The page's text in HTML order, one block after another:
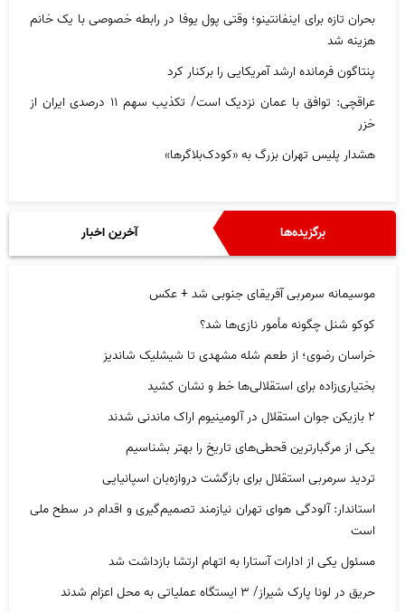
بحران تازه برای اینفانتینو؛ وقتی پول یوفا در رابطه خصوصی با یک خانم
هزینه شد
پنتاگون فرمانده ارشد آمریکایی را برکنار کرد
عراقچی: توافق با عمان نزدیک است/ تکذیب سهم ۱۱ درصدی ایران از
خزر
هشدار پلیس تهران بزرگ به «کودک‌بلاگرها»
برگزیده‌ها آخرین اخبار
موسیمانه سرمربی آفریقای جنوبی شد + عکس
کوکو شنل چگونه مأمور نازی‌ها شد؟
خراسان رضوی؛ از طعم شله مشهدی تا شیشلیک شاندیز
بختیاری‌زاده برای استقلالی‌ها خط و نشان کشید
۲ بازیکن جوان استقلال در آلومینیوم اراک ماندنی شدند
یکی از مرگبارترین قحطی‌های تاریخ را بهتر بشناسیم
تردید سرمربی استقلال برای بازگشت دروازه‌بان اسپانیایی
استاندار: آلودگی هوای تهران نیازمند تصمیم‌گیری و اقدام در سطح ملی
است
مسئول یکی از ادارات آستارا به اتهام ارتشا بازداشت شد
حریق در لونا پارک شیراز/ ۳ ایستگاه عملیاتی به محل اعزام شدند